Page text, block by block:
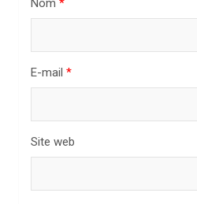
E-mail *
Site web